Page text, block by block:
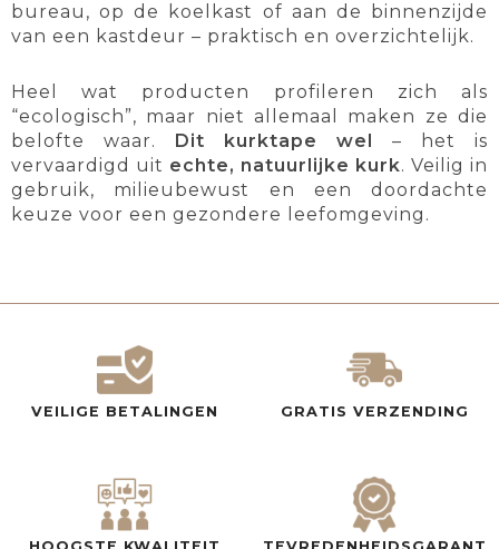
bureau, op de koelkast of aan de binnenzijde
van een kastdeur – praktisch en overzichtelijk.
Heel wat producten profileren zich als
“ecologisch”, maar niet allemaal maken ze die
belofte waar.
Dit kurktape wel
– het is
vervaardigd uit echte, natuurlijke kurk. Veilig in
gebruik, milieubewust en een doordachte
keuze voor een gezondere leefomgeving.
VEILIGE BETALINGEN GRATIS VERZENDING